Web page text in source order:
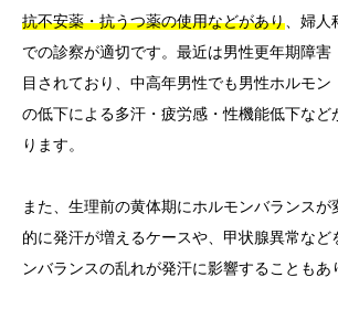
抗不安薬・抗うつ薬の使用などがあり 、婦
での診察が適切です。最近は男性更年期障害
目されており、中高年男性でも男性ホルモン
の低下による多汗・疲労感・性機能低下など
ります。
また、生理前の黄体期にホルモンバランス
的に発汗が増えるケースや、甲状腺異常など
ンバランスの乱れが発汗に影響することもあ